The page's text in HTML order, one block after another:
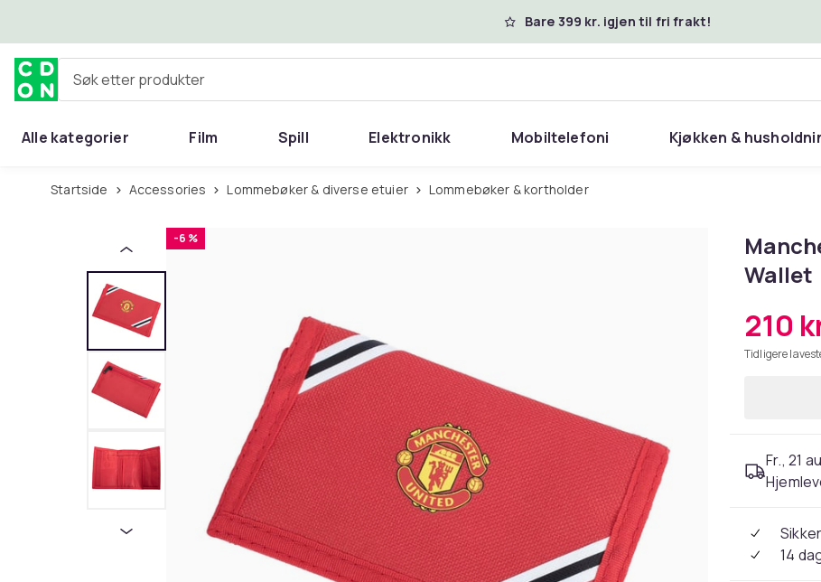
Bare 399 kr. igjen til fri frakt!
Søk etter produkter
Alle kategorier Film Spill Elektronikk Mobiltelefoni Kjøkken &
Startside Accessories Lommebøker & diverse etuier Lommebøker & kortholder
-6 %
Wallet
210
Tidligere
Fr., 21
14